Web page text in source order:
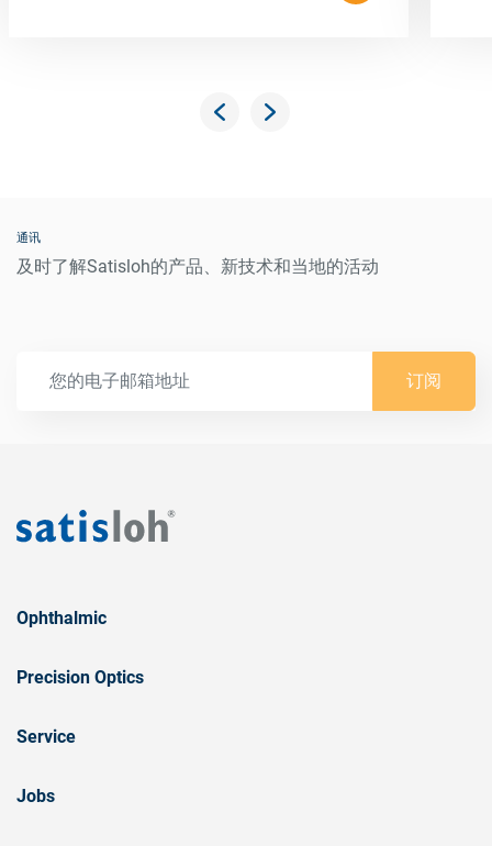
通讯
及时了解Satisloh的产品、新技术和当地的活动
订阅
Ophthalmic
Precision Optics
Service
Jobs